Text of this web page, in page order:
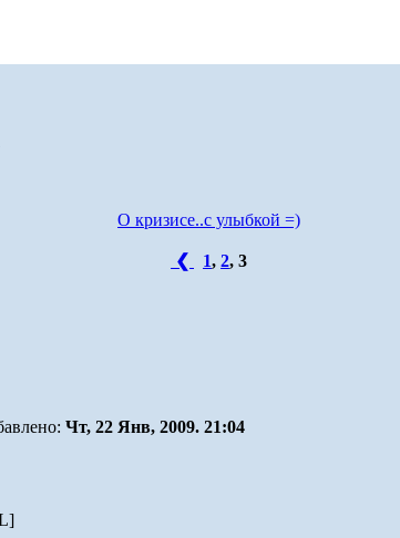
О кризисе..с улыбкой =)
❮ 1, 2, 3
Чт, 22 Янв, 2009. 21:04